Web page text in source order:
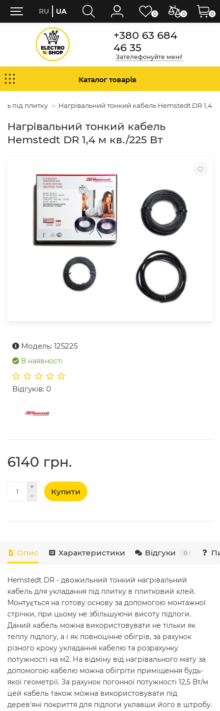
+380 63 684
46 35
Зателефонуйте мені!
Каталог товарів
під плитку Нагрівальний тонкий кабель Hemstedt DR 1,4
Нагрівальний тонкий кабель
Hemstedt DR 1,4 м кв./225 Вт
Модель: 125225
В наявності
Відгуків: 0
6140 грн.
Купити
Опис Характеристики Відгуки 0
Hemstedt DR - двожильний тонкий нагрівальний
кабель для укладання під плитку в плитковий клей.
Монтується на готову основу за допомогою монтажної
стрічки, при цьому не збільшуючи висоту підлоги.
Даний кабель можна використовувати не тільки як
теплу підлогу, а і як повноцінне обігрів, за рахунок
різного кроку укладання кабелю та розрахунку
потужності на м2. На відміну від нагрівального мату за
допомогою кабелю можна обігріти приміщення будь-
якої геометрії. За рахунок погонної потужності 12,5 Вт/м
цей кабель також можна використовувати під
дерев'яні покриття для підлоги уклавши його в штробу.
0 0
RU UA 0